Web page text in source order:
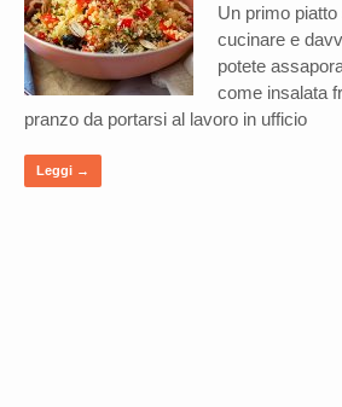
Un primo
cucinare e
potete
come insalata
pranzo da portarsi al lavoro in ufficio
Leggi →